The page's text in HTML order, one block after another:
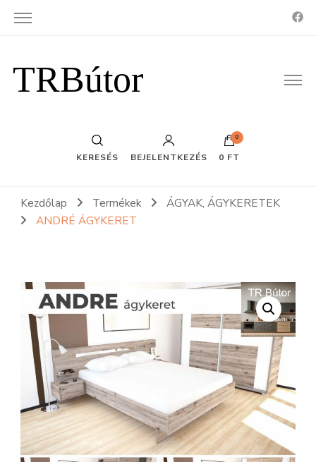
TRBútor
KERESÉS BEJELENTKEZÉS
0
0 FT
Kezdőlap Termékek
ÁGYAK, ÁGYKERETEK
ANDRÉ ÁGYKERET